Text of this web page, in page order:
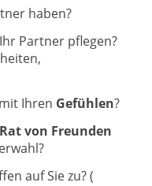
haben?
Partner pflegen?
Ihren Gefühlen?
Rat von Freunden
auf Sie zu? (